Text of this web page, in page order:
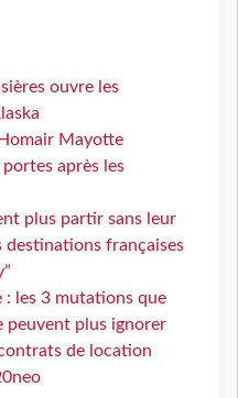
ouvre les
Mayotte
après les
plus partir sans leur
destinations françaises
: les 3 mutations que
peuvent plus ignorer
de location